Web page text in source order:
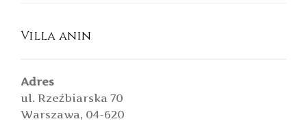
Villa anin
Adres
ul. Rzeźbiarska 70
Warszawa, 04-620